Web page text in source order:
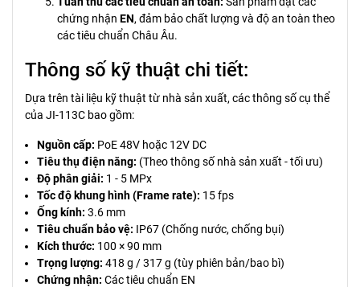
chứng nhận EN, đảm bảo chất lượng và độ an toàn theo
các tiêu chuẩn Châu Âu.
Thông số kỹ thuật chi tiết:
Dựa trên tài liệu kỹ thuật từ nhà sản xuất, các thông số cụ thể
của JI-113C bao gồm:
Nguồn cấp: PoE 48V hoặc 12V DC
Tiêu thụ điện năng: (Theo thông số nhà sản xuất - tối ưu)
Độ phân giải: 1 - 5 MPx
Tốc độ khung hình (Frame rate): 15 fps
Ống kính: 3.6 mm
Tiêu chuẩn bảo vệ: IP67 (Chống nước, chống bụi)
Kích thước: 100 × 90 mm
Trọng lượng: 418 g / 317 g (tùy phiên bản/bao bì)
Chứng nhận: Các tiêu chuẩn EN